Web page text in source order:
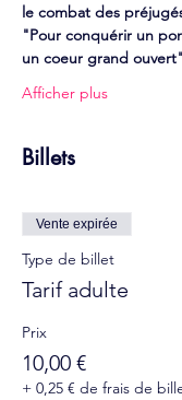
le combat des
"Pour conquérir un
un coeur grand ouvert"
Afficher plus
Billets
Vente expirée
Type de billet
Tarif adulte
Prix
10,00 €
+ 0,25 € de frais de